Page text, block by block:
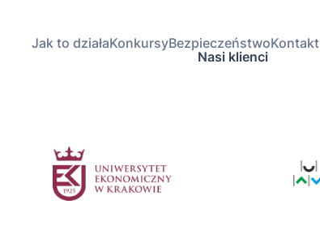
Jak to działaKonkursyBezpieczeństwoKontakt
Nasi klienci